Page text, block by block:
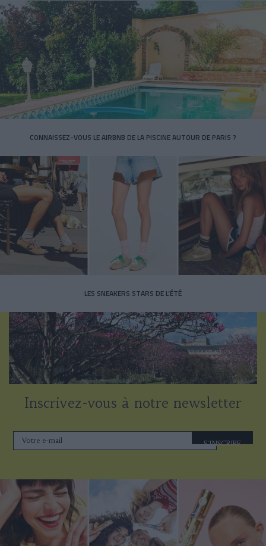
CONNAISSEZ-VOUS LE AIRBNB DE LA PISCINE AUTOUR DE PARIS ?
LES SNEAKERS STARS DE L’ÉTÉ
Inscrivez-vous à notre newsletter
S'INSCRIRE